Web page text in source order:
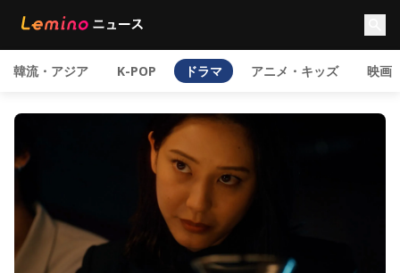
韓流・アジア K-POP ドラマ アニメ・キッズ 映画